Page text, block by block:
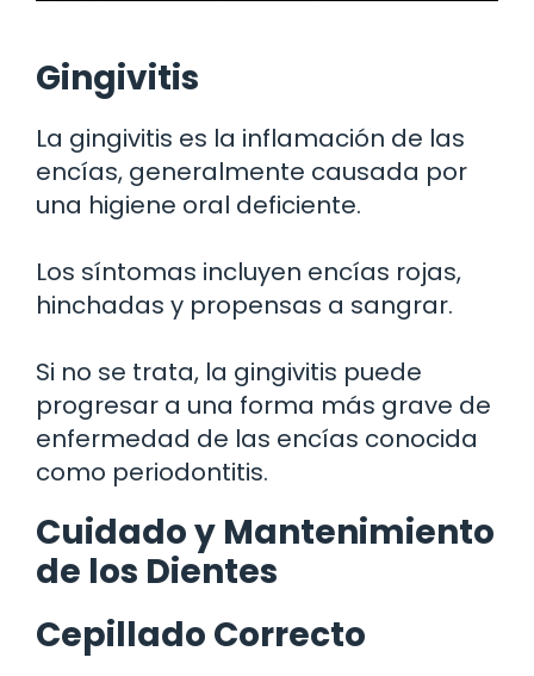
Gingivitis
La gingivitis es la inflamación de las
encías, generalmente causada por
una higiene oral deficiente.
Los síntomas incluyen encías rojas,
hinchadas y propensas a sangrar.
Si no se trata, la gingivitis puede
progresar a una forma más grave de
enfermedad de las encías conocida
como periodontitis.
Cuidado y Mantenimiento
de los Dientes
Cepillado Correcto